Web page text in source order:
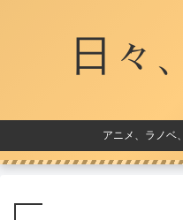
日々
アニメ、ラノベ